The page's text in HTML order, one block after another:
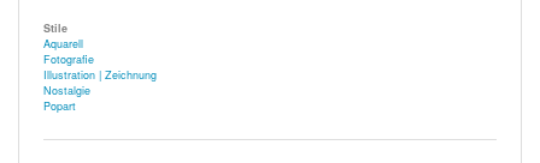
Stile
Aquarell
Fotografie
Illustration | Zeichnung
Nostalgie
Popart